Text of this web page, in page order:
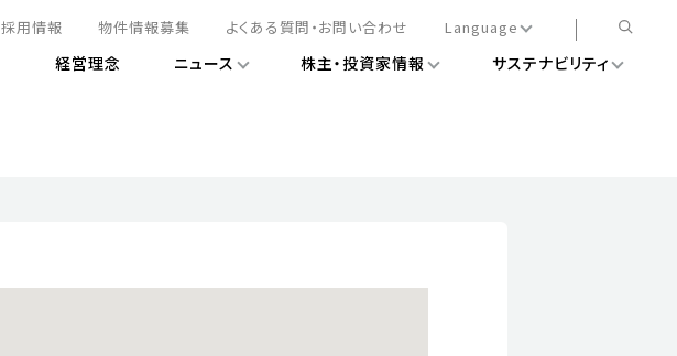
株式取扱規則
リスク情報
採用情報 物件情報募集 よくある質問・お問い合わせ
Language
日本語
経営理念 ニュース 株主・投資家情報 サステナビリティ